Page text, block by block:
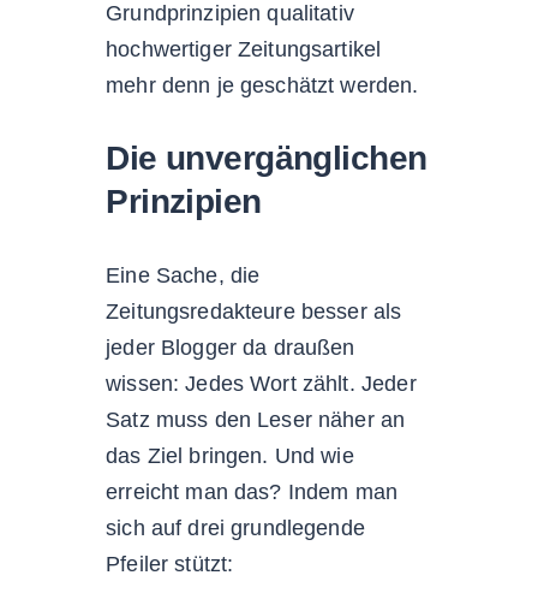
Grundprinzipien qualitativ
hochwertiger Zeitungsartikel
mehr denn je geschätzt werden.
Die unvergänglichen
Prinzipien
Eine Sache, die
Zeitungsredakteure besser als
jeder Blogger da draußen
wissen: Jedes Wort zählt. Jeder
Satz muss den Leser näher an
das Ziel bringen. Und wie
erreicht man das? Indem man
sich auf drei grundlegende
Pfeiler stützt: